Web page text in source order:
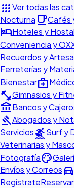
appsVer todas las
Nocturna local_cafeCafés
hotelHoteles y
Conveniencia y
Recuerdos y
Ferreterías y
Bienestarmedical_services
fitness_centerGimnasios y
account_balanceBancos y
gavelAbogados y
ServiciossurfingSurf y
Veterinarias y
Fotografíapalette
Envíos y Correosdirections_car
RegístrateReservar